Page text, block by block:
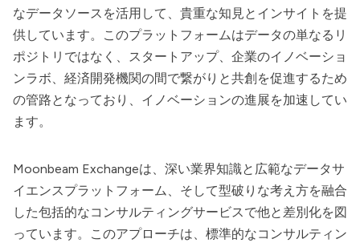
なデータソースを活用して、貴重な知見とインサイトを提
供しています。このプラットフォームはデータの単なるリ
ポジトリではなく、スタートアップ、企業のイノベーショ
ンラボ、経済開発機関の間で繋がりと共創を促進するため
の管路となっており、イノベーションの進展を加速してい
ます。
Moonbeam Exchangeは、深い業界知識と広範なデータサ
イエンスプラットフォーム、そして型破りな考え方を融合
した包括的なコンサルティングサービスで他と差別化を図
っています。このアプローチは、標準的なコンサルティン